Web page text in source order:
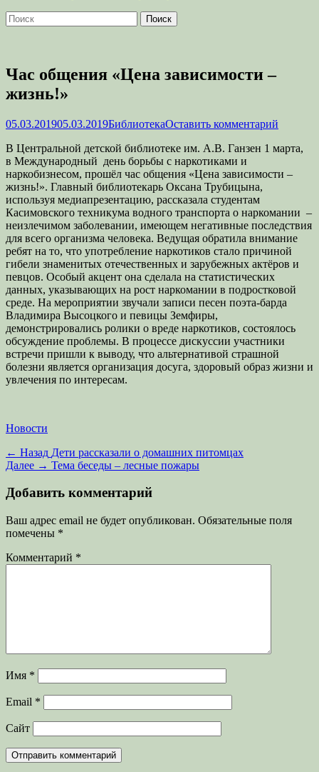
Поиск
Найти:
Час общения «Цена зависимости –
жизнь!»
Опубликовано
05.03.201905.03.2019Автор
БиблиотекаОставить комментарий
В Центральной детской библиотеке им. А.В. Ганзен 1 марта,
в Международный день борьбы с наркотиками и
наркобизнесом, прошёл час общения «Цена зависимости –
жизнь!». Главный библиотекарь Оксана Трубицына,
используя медиапрезентацию, рассказала студентам
Касимовского техникума водного транспорта о наркомании –
неизлечимом заболевании, имеющем негативные последствия
для всего организма человека. Ведущая обратила внимание
ребят на то, что употребление наркотиков стало причиной
гибели знаменитых отечественных и зарубежных актёров и
певцов. Особый акцент она сделала на статистических
данных, указывающих на рост наркомании в подростковой
среде. На мероприятии звучали записи песен поэта-барда
Владимира Высоцкого и певицы Земфиры,
демонстрировались ролики о вреде наркотиков, состоялось
обсуждение проблемы. В процессе дискуссии участники
встречи пришли к выводу, что альтернативой страшной
болезни является организация досуга, здоровый образ жизни и
увлечения по интересам.
Категории
Новости
Навигация
по
записям
← Назад Предыдущая
запись:
Дети рассказали о домашних питомцах
Далее → Следующая
Тема беседы – лесные пожары
Добавить комментарий
Ваш адрес email не будет опубликован. Обязательные поля
помечены *
Комментарий *
Имя *
Email *
Сайт